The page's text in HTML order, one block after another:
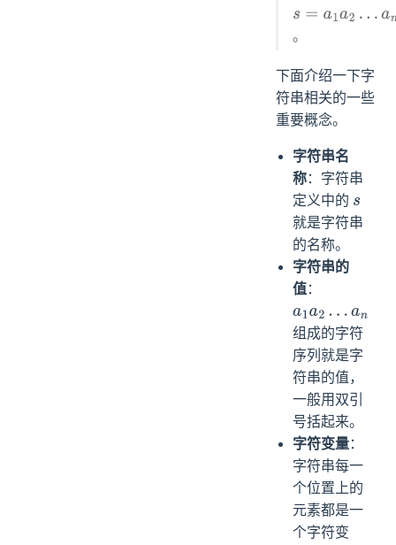
s =a1a2…
a
。
下面介绍一下字
符串相关的一些
重要概念。
字符串名
称：字符串
定义中的 s
就是字符串
的名称。
字符串的
值：
a1a2 …an
组成的字符
序列就是字
符串的值，
一般用双引
号括起来。
字符变量：
字符串每一
个位置上的
元素都是一
个字符变